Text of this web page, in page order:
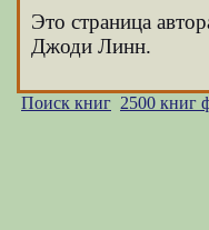
Это страница
Джоди Линн.
Поиск книг 2500 книг